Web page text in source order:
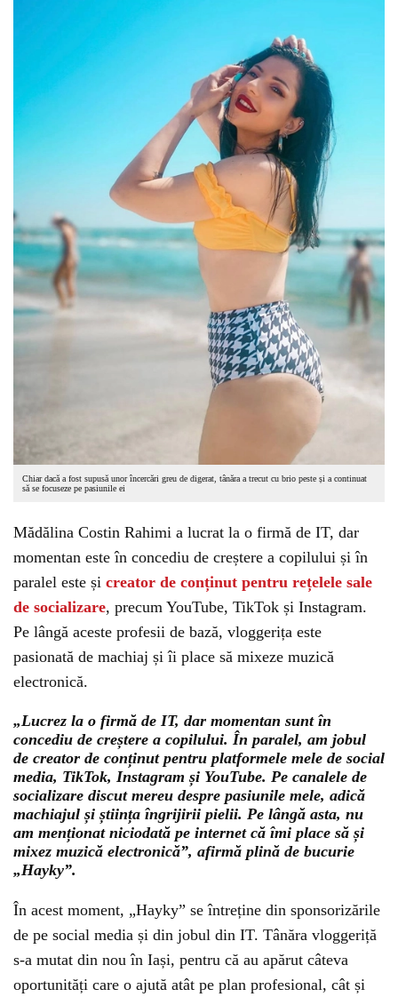
Chiar dacă a fost supusă unor încercări greu de digerat, tânăra a trecut cu brio peste și a continuat
să se focuseze pe pasiunile ei
Mădălina Costin Rahimi a lucrat la o firmă de IT, dar
momentan este în concediu de creștere a copilului și în
paralel este și creator de conținut pentru rețelele sale
de socializare, precum YouTube, TikTok și Instagram.
Pe lângă aceste profesii de bază, vloggerița este
pasionată de machiaj și îi place să mixeze muzică
electronică.
„Lucrez la o firmă de IT, dar momentan sunt în
concediu de creștere a copilului. În paralel, am jobul
de creator de conținut pentru platformele mele de social
media, TikTok, Instagram și YouTube. Pe canalele de
socializare discut mereu despre pasiunile mele, adică
machiajul și știința îngrijirii pielii. Pe lângă asta, nu
am menționat niciodată pe internet că îmi place să și
mixez muzică electronică”, afirmă plină de bucurie
„Hayky”.
În acest moment, „Hayky” se întreține din sponsorizările
de pe social media și din jobul din IT. Tânăra vloggeriță
s-a mutat din nou în Iași, pentru că au apărut câteva
oportunități care o ajută atât pe plan profesional, cât și